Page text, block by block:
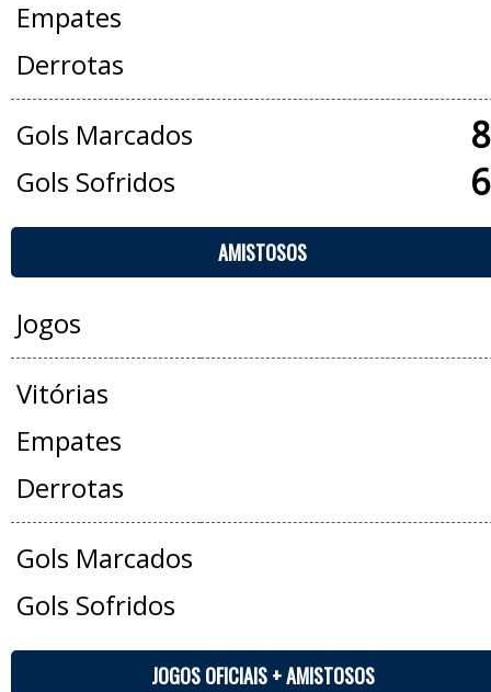
Empates
Derrotas
Gols Marcados
Gols Sofridos
AMISTOSOS
Jogos
Vitórias
Empates
Derrotas
Gols Marcados
Gols Sofridos
JOGOS OFICIAIS + AMISTOSOS